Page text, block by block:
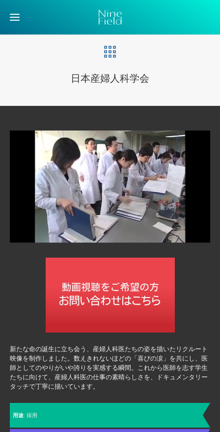
日本産婦人科学会
新たな命の誕生に立ち会う、産婦人科医たちの姿を描いたリクルート
映像を制作しました。数えきれないほどの「喜びの涙」を共にし、医
師としてのやりがいや誇りを実感する瞬間。これから医師を志す学生
たちに向けて、産婦人科医の仕事の素晴らしさを、ドキュメンタリー
タッチで丁寧に描いています。
用途: 採用